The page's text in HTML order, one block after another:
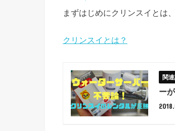
まずはじめにクリンスイとは
クリンスイとは？
ー